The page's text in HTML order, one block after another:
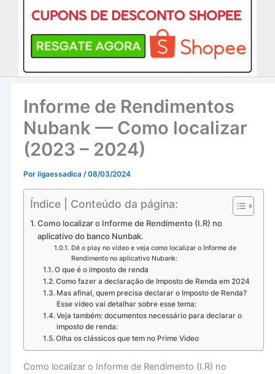
Informe de Rendimentos
Nubank — Como localizar
(2023 – 2024)
Por ligaessadica /08/03/2024
Índice | Conteúdo da página:
Como localizar o Informe de Rendimento (I.R) no
aplicativo do banco Nunbak.
Dê o play no vídeo e veja como localizar o Informe de
Rendimento no aplicativo Nubank:
O que é o imposto de renda
Como fazer a declaração de Imposto de Renda em 2024
Mas afinal, quem precisa declarar o Imposto de Renda?
Esse vídeo vai detalhar sobre esse tema:
Veja também: documentos necessário para declarar o
imposto de renda:
Olha os clássicos que tem no Prime Video
Como localizar o Informe de Rendimento (I.R) no